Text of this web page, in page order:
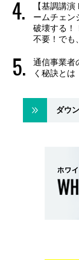
【基調講
ームチェン
破壊する！
不要！で
通信事業者
く秘訣とは
ダウ